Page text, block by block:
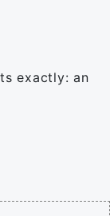
exactly: an